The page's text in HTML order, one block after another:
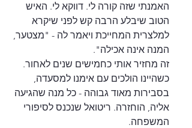
האמנתי שזה קורה לי. דווקא לי. האיש
הטוב שיבלע הרבה קש לפני שיקרא
למלצרית המחייכת ויאמר לה - "מצטער,
המנה אינה אכילה".
זה מחזיר אותי כחמישים שנים לאחור.
כשהיינו הולכים עם אימנו למסעדה,
בסבירות מאוד גבוהה - כל מנה שהגיעה
אליה, הוחזרה. ריטואל שנכנס לסיפורי
המשפחה.